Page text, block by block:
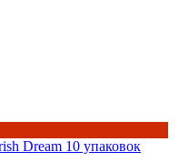
Dream 10 упаковок